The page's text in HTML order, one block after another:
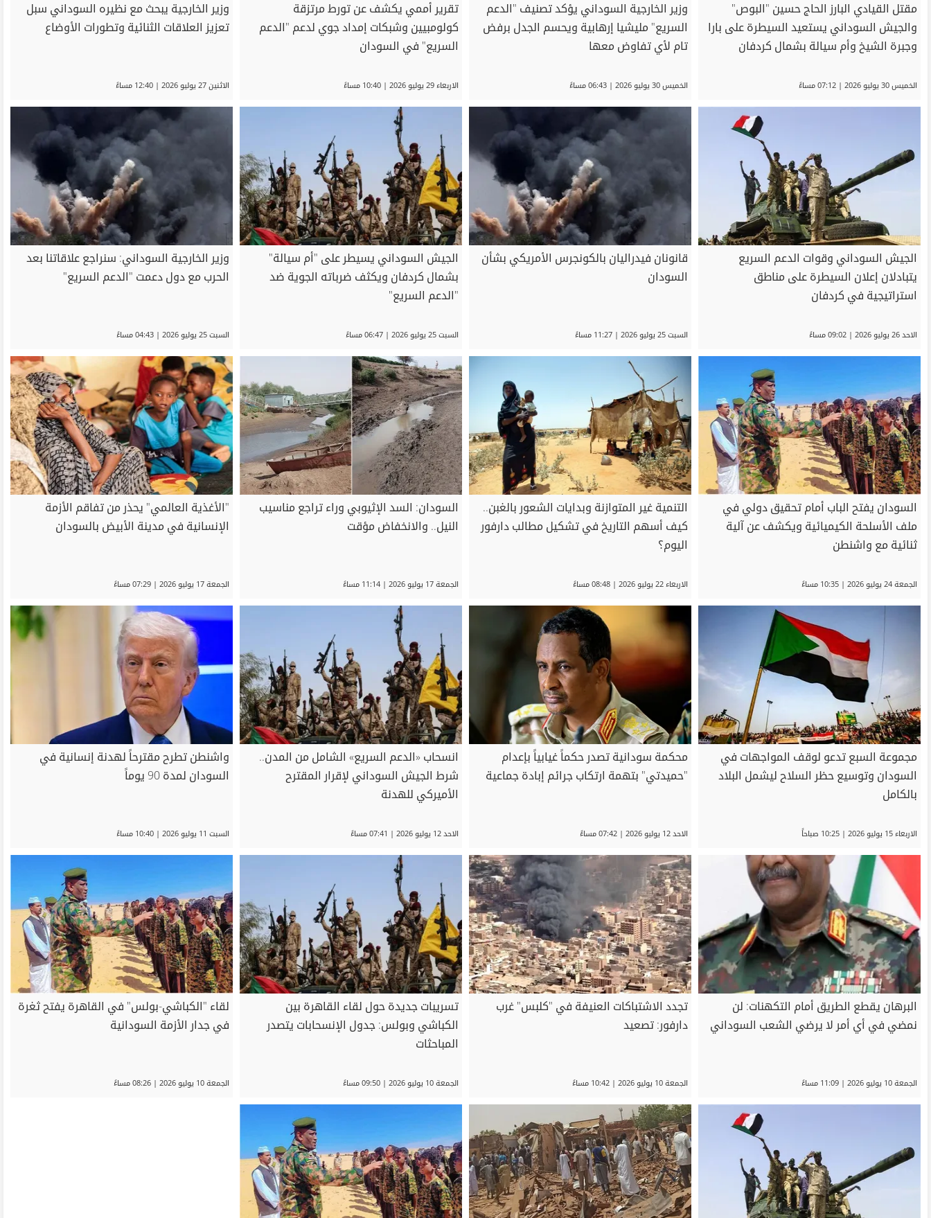
مقتل القيادي البارز الحاج حسين "البوص"
والجيش السوداني يستعيد السيطرة على بارا
وجبرة الشيخ وأم سيالة بشمال كردفان
الخميس 30 يوليو 2026 | 07:12 مساءً
وزير الخارجية السوداني يؤكد تصنيف "الدعم
السريع" مليشيا إرهابية ويحسم الجدل برفض
تام لأي تفاوض معها
الخميس 30 يوليو 2026 | 06:43 مساءً
تقرير أممي يكشف عن تورط مرتزقة
كولومبيين وشبكات إمداد جوي لدعم "الدعم
السريع" في السودان
الاربعاء 29 يوليو 2026 | 10:40 مساءً
وزير الخارجية يبحث مع نظيره السوداني سبل
تعزيز العلاقات الثنائية وتطورات الأوضاع
الاثنين 27 يوليو 2026 | 12:40 مساءً
الجيش السوداني وقوات الدعم السريع
يتبادلان إعلان السيطرة على مناطق
استراتيجية في كردفان
الاحد 26 يوليو 2026 | 09:02 مساءً
قانونان فيدراليان بالكونجرس الأمريكي بشأن
السودان
السبت 25 يوليو 2026 | 11:27 مساءً
الجيش السوداني يسيطر على "أم سيالة"
بشمال كردفان ويكثف ضرباته الجوية ضد
"الدعم السريع"
السبت 25 يوليو 2026 | 06:47 مساءً
وزير الخارجية السوداني: سنراجع علاقاتنا بعد
الحرب مع دول دعمت "الدعم السريع"
السبت 25 يوليو 2026 | 04:43 مساءً
السودان يفتح الباب أمام تحقيق دولي في
ملف الأسلحة الكيميائية ويكشف عن آلية
ثنائية مع واشنطن
الجمعة 24 يوليو 2026 | 10:35 مساءً
التنمية غير المتوازنة وبدايات الشعور بالغبن..
كيف أسهم التاريخ في تشكيل مطالب دارفور
اليوم؟
الاربعاء 22 يوليو 2026 | 08:48 مساءً
السودان: السد الإثيوبي وراء تراجع مناسيب
النيل.. والانخفاض مؤقت
الجمعة 17 يوليو 2026 | 11:14 مساءً
"الأغذية العالمي" يحذر من تفاقم الأزمة
الإنسانية في مدينة الأبيض بالسودان
الجمعة 17 يوليو 2026 | 07:29 مساءً
مجموعة السبع تدعو لوقف المواجهات في
السودان وتوسيع حظر السلاح ليشمل البلاد
بالكامل
الاربعاء 15 يوليو 2026 | 10:25 صباحاً
محكمة سودانية تصدر حكماً غيابياً بإعدام
"حميدتي" بتهمة ارتكاب جرائم إبادة جماعية
الاحد 12 يوليو 2026 | 07:42 مساءً
انسحاب «الدعم السريع» الشامل من المدن..
شرط الجيش السوداني لإقرار المقترح
الأميركي للهدنة
الاحد 12 يوليو 2026 | 07:41 مساءً
واشنطن تطرح مقترحاً لهدنة إنسانية في
السودان لمدة 90 يوماً
السبت 11 يوليو 2026 | 10:40 مساءً
البرهان يقطع الطريق أمام التكهنات: لن
نمضي في أي أمر لا يرضي الشعب السوداني
الجمعة 10 يوليو 2026 | 11:09 مساءً
تجدد الاشتباكات العنيفة في "كلبس" غرب
دارفور: تصعيد
الجمعة 10 يوليو 2026 | 10:42 مساءً
تسريبات جديدة حول لقاء القاهرة بين
الكباشي وبولس: جدول الإنسحابات يتصدر
المباحثات
الجمعة 10 يوليو 2026 | 09:50 مساءً
لقاء "الكباشي-بولس" في القاهرة يفتح ثغرة
في جدار الأزمة السودانية
الجمعة 10 يوليو 2026 | 08:26 مساءً